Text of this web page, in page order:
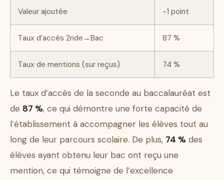
Valeur ajoutée -1 point
Taux d’accès 2nde→Bac 87 %
Taux de mentions (sur reçus) 74 %
Le taux d’accès de la seconde au baccalauréat est
de 87 %, ce qui démontre une forte capacité de
l’établissement à accompagner les élèves tout au
long de leur parcours scolaire. De plus, 74 % des
élèves ayant obtenu leur bac ont reçu une
mention, ce qui témoigne de l’excellence